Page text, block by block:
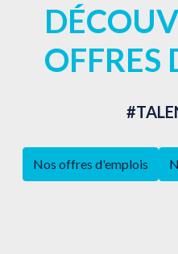
OFFRES
Nos offres d'emplois